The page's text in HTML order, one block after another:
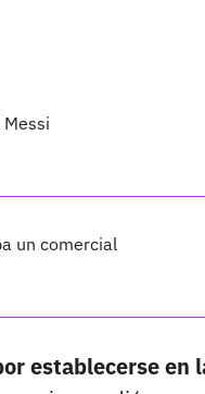
un comercial
establecerse en